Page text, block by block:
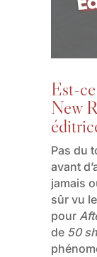
Est-
New
Pas du
avant
jamais
sûr vu
pour
de 50